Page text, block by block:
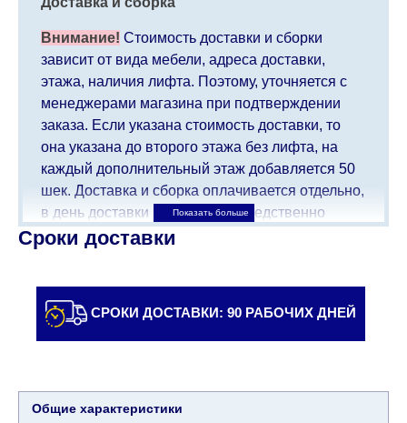
Внимание! Стоимость доставки и сборки
зависит от вида мебели, адреса доставки,
этажа, наличия лифта. Поэтому, уточняется с
менеджерами магазина при подтверждении
заказа. Если указана стоимость доставки, то
она указана до второго этажа без лифта, на
каждый дополнительный этаж добавляется 50
шек. Доставка и сборка оплачивается отдельно,
в день доставки мебели непосредственно
доставщику/сборщику мебели. Доставка в
Кармиэля на севере, все, что дальше от Беэр-
Шевы на юге и в Иерусалиме, будет взимать
дополнительную плату в размере 150 шекелей.
представителем службы поддержки
Сроки доставки
СРОКИ ДОСТАВКИ: 90 РАБОЧИХ ДНЕЙ
Общие характеристики